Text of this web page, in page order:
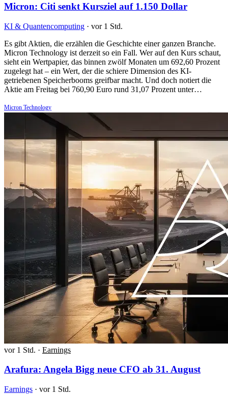
Micron: Citi senkt Kursziel auf 1.150 Dollar
KI & Quantencomputing · vor 1 Std.
Es gibt Aktien, die erzählen die Geschichte einer ganzen Branche.
Micron Technology ist derzeit so ein Fall. Wer auf den Kurs schaut,
sieht ein Wertpapier, das binnen zwölf Monaten um 692,60 Prozent
zugelegt hat – ein Wert, der die schiere Dimension des KI-
getriebenen Speicherbooms greifbar macht. Und doch notiert die
Aktie am Freitag bei 760,90 Euro rund 31,07 Prozent unter…
Micron Technology
vor 1 Std. · Earnings
Arafura: Angela Bigg neue CFO ab 31. August
Earnings · vor 1 Std.